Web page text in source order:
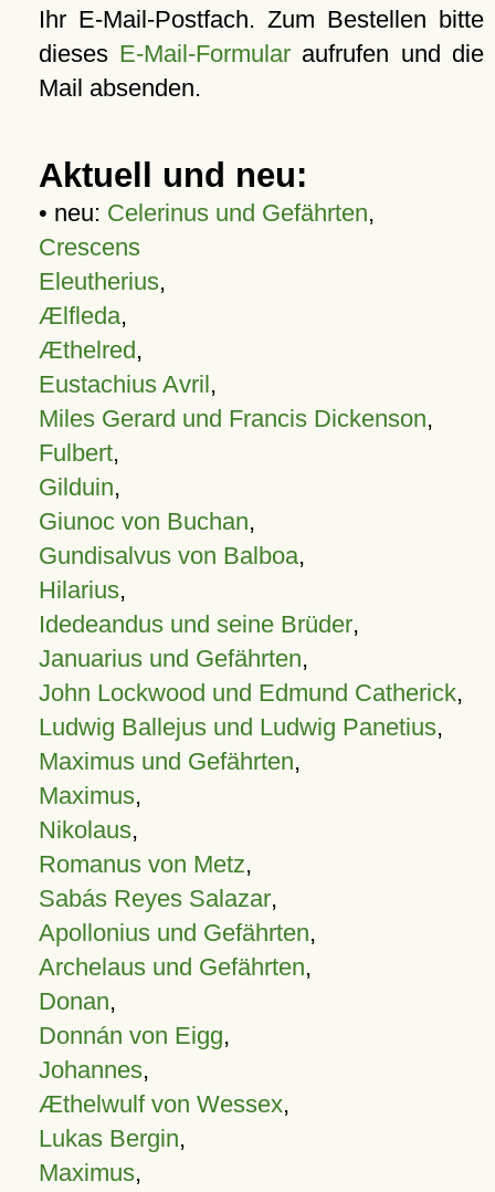
Ihr E-Mail-Postfach. Zum Bestellen bitte
dieses E-Mail-Formular aufrufen und die
Mail absenden.
Aktuell und neu:
• neu: Celerinus und Gefährten,
Crescens
Eleutherius,
Ælfleda,
Æthelred,
Eustachius Avril,
Miles Gerard und Francis Dickenson,
Fulbert,
Gilduin,
Giunoc von Buchan,
Gundisalvus von Balboa,
Hilarius,
Idedeandus und seine Brüder,
Januarius und Gefährten,
John Lockwood und Edmund Catherick,
Ludwig Ballejus und Ludwig Panetius,
Maximus und Gefährten,
Maximus,
Nikolaus,
Romanus von Metz,
Sabás Reyes Salazar,
Apollonius und Gefährten,
Archelaus und Gefährten,
Donan,
Donnán von Eigg,
Johannes,
Æthelwulf von Wessex,
Lukas Bergin,
Maximus,